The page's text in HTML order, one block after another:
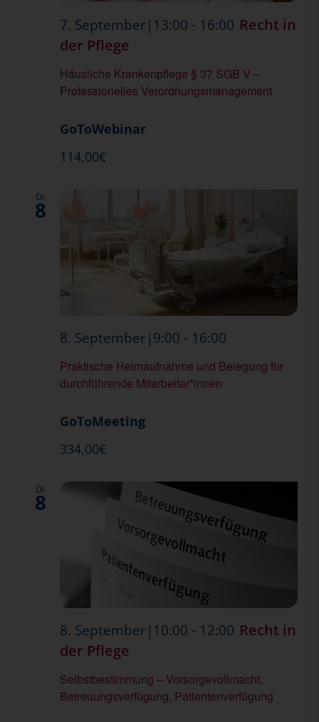
Häusliche Krankenpflege § 37 SGB V –
Professionelles Verordnungsmanagement
7. September|13:00 - 16:00 Recht in
der Pflege
GoToWebinar
114,00€
Di.
8
Praktische Heimaufnahme und Belegung für
durchführende Mitarbeiter*innen
8. September|9:00 - 16:00
und
GoToMeeting
334,00€
Di.
8
Selbstbestimmung – Vorsorgevollmacht,
Betreuungsverfügung, Patientenverfügung
8. September|10:00 - 12:00 Recht in
der Pflege